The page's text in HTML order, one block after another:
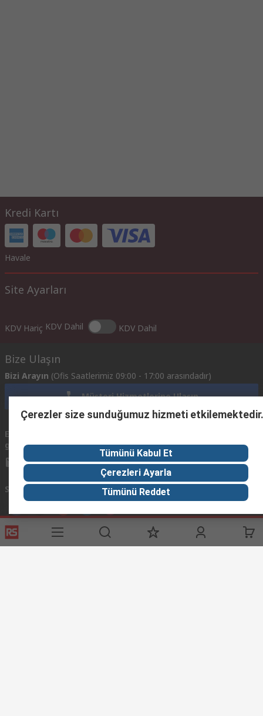
Kredi Kartı
Havale
Site Ayarları
KDV Hariç KDV Dahil KDV Dahil
Bize Ulaşın
Bizi Arayın (Ofis Saatlerimiz 09:00 - 17:00 arasındadır)
Müşteri Hizmetlerine Ulaşın
Email
gönderin
çalışacağız.
info@imeturkey.com
Sosyal Medyada Biz
Yardımcı Bağlantılar
Çerezler size sunduğumuz hizmeti etkilemektedir.
Tümünü Kabul Et
Çerezleri Ayarla
Tümünü Reddet